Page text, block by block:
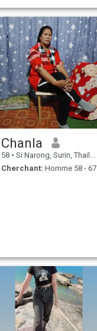
Chanla
58 • Si Narong, Surin, Thailande
Cherchant: Homme 58 - 67